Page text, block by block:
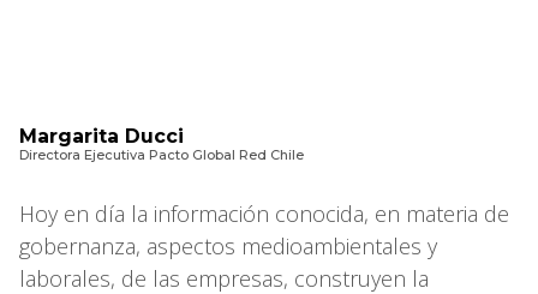
Margarita Ducci
Directora Ejecutiva Pacto Global Red Chile
Hoy en día la información conocida, en materia de
gobernanza, aspectos medioambientales y
laborales, de las empresas, construyen la